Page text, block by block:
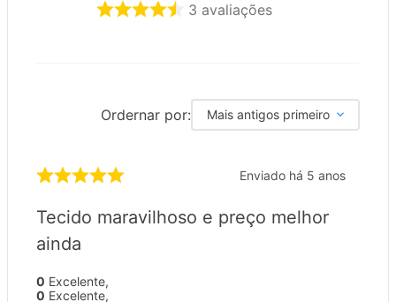
3 avaliações
Ordernar por: Mais antigos primeiro
Enviado há 5 anos
Tecido maravilhoso e preço melhor
ainda
0 Excelente,
0 Excelente,